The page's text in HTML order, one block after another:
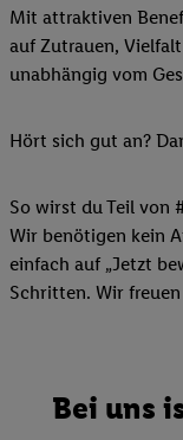
Mit attraktiven
auf Zutrauen,
unabhängig vom
Hört sich gut an?
So wirst du Teil von
Wir benötigen kein
einfach auf „Jetzt
Schritten. Wir
Bei uns